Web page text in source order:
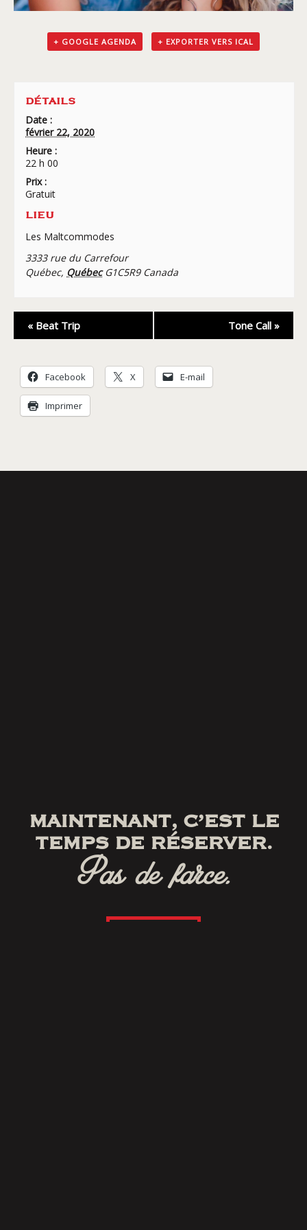
+ GOOGLE AGENDA + EXPORTER VERS ICAL
DÉTAILS
Date :
février 22, 2020
Heure :
22 h 00
Prix :
Gratuit
LIEU
Les Maltcommodes
3333 rue du Carrefour
Québec, Québec G1C5R9 Canada
Navigation
Évènement
« Beat Trip Tone Call »
Facebook X E-mail
Imprimer
MAINTENANT, C’EST LE
TEMPS DE RÉSERVER.
Pas de farce.